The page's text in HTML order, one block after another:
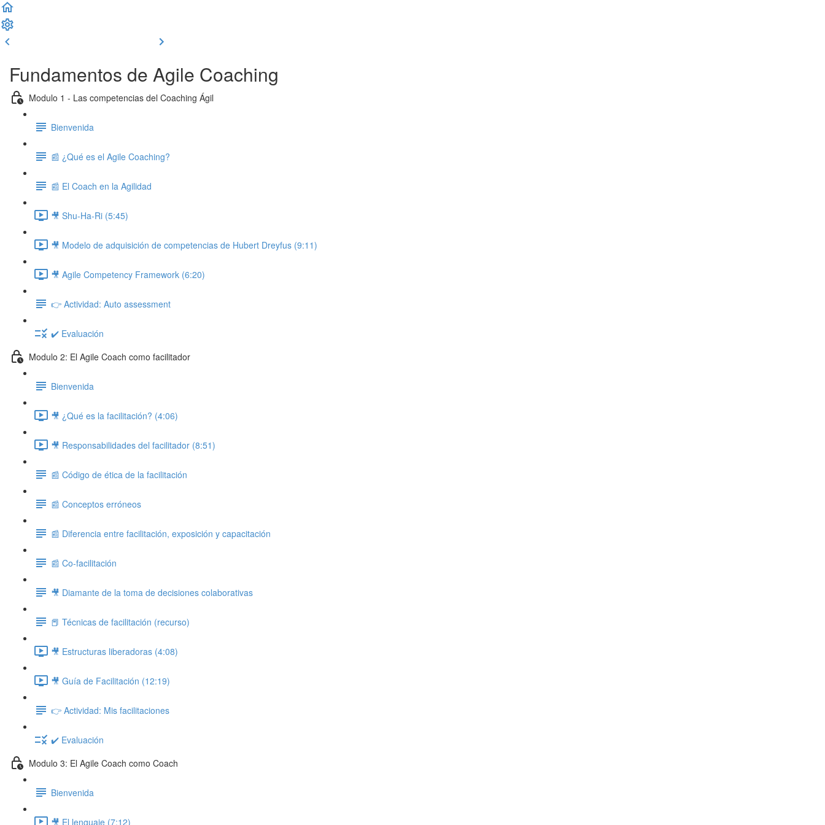
Fundamentos de Agile Coaching
Modulo 1 - Las competencias del Coaching Ágil
Bienvenida
📰 ¿Qué es el Agile Coaching?
📰 El Coach en la Agilidad
🎥 Shu-Ha-Ri (5:45)
🎥 Modelo de adquisición de competencias de Hubert Dreyfus (9:11)
🎥 Agile Competency Framework (6:20)
👉 Actividad: Auto assessment
✔️ Evaluación
Modulo 2: El Agile Coach como facilitador
Bienvenida
🎥 ¿Qué es la facilitación? (4:06)
🎥 Responsabilidades del facilitador (8:51)
📰 Código de ética de la facilitación
📰 Conceptos erróneos
📰 Diferencia entre facilitación, exposición y capacitación
📰 Co-facilitación
🎥 Diamante de la toma de decisiones colaborativas
📕 Técnicas de facilitación (recurso)
🎥 Estructuras liberadoras (4:08)
🎥 Guía de Facilitación (12:19)
👉 Actividad: Mis facilitaciones
✔️ Evaluación
Modulo 3: El Agile Coach como Coach
Bienvenida
🎥 El lenguaje (7:12)